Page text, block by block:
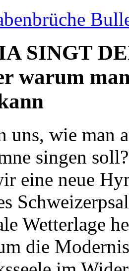
SINGT
warum
uns, wie man
singen
eine neue
Wetterlage
die